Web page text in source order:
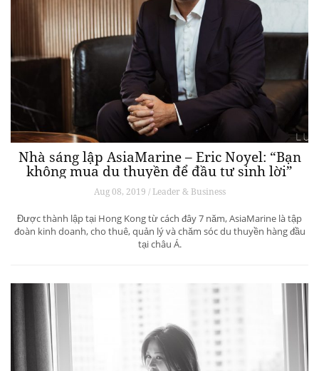
Nhà sáng lập AsiaMarine – Eric Noyel: “Bạn
không mua du thuyền để đầu tư sinh lời”
Aug 08, 2019 / Leader & Business
Được thành lập tại Hong Kong từ cách đây 7 năm, AsiaMarine là tập
đoàn kinh doanh, cho thuê, quản lý và chăm sóc du thuyền hàng đầu
tại châu Á.